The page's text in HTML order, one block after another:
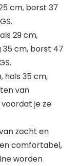
cm, borst 37
29 cm,
35 cm, borst 47
hals 35 cm,
van
je ze
zacht en
comfortabel,
worden